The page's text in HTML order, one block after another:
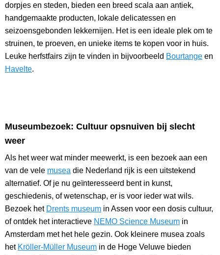
dorpjes en steden, bieden een breed scala aan antiek,
handgemaakte producten, lokale delicatessen en
seizoensgebonden lekkernijen. Het is een ideale plek om te
struinen, te proeven, en unieke items te kopen voor in huis.
Leuke herfstfairs zijn te vinden in bijvoorbeeld Bourtange en
Havelte.
Museumbezoek: Cultuur opsnuiven bij slecht
weer
Als het weer wat minder meewerkt, is een bezoek aan een
van de vele musea die Nederland rijk is een uitstekend
alternatief. Of je nu geïnteresseerd bent in kunst,
geschiedenis, of wetenschap, er is voor ieder wat wils.
Bezoek het Drents museum in Assen voor een dosis cultuur,
of ontdek het interactieve NEMO Science Museum in
Amsterdam met het hele gezin. Ook kleinere musea zoals
het Kröller-Müller Museum in de Hoge Veluwe bieden